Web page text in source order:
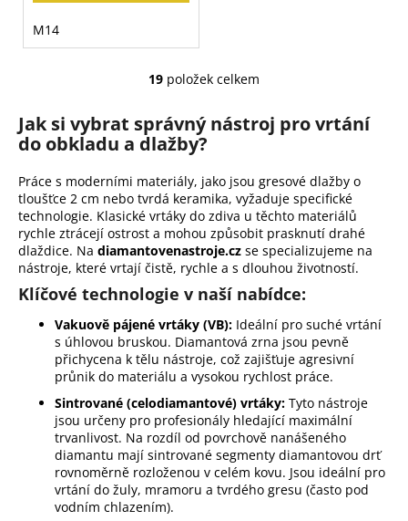
M14
O
l
á
a
c
í
p
r
v
k
y
v
ý
p
i
s
u
19 položek celkem
Jak si vybrat správný nástroj pro vrtání
do obkladu a dlažby?
Práce s moderními materiály, jako jsou gresové dlažby o
tloušťce 2 cm nebo tvrdá keramika, vyžaduje specifické
technologie. Klasické vrtáky do zdiva u těchto materiálů
rychle ztrácejí ostrost a mohou způsobit prasknutí drahé
dlaždice. Na diamantovenastroje.cz se specializujeme na
nástroje, které vrtají čistě, rychle a s dlouhou životností.
Klíčové technologie v naší nabídce:
Vakuově pájené vrtáky (VB): Ideální pro suché vrtání
s úhlovou bruskou. Diamantová zrna jsou pevně
přichycena k tělu nástroje, což zajišťuje agresivní
průnik do materiálu a vysokou rychlost práce.
Sintrované (celodiamantové) vrtáky: Tyto nástroje
jsou určeny pro profesionály hledající maximální
trvanlivost. Na rozdíl od povrchově nanášeného
diamantu mají sintrované segmenty diamantovou drť
rovnoměrně rozloženou v celém kovu. Jsou ideální pro
vrtání do žuly, mramoru a tvrdého gresu (často pod
vodním chlazením).